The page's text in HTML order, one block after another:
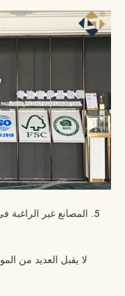
5. المصانع غير
لا يقبل العديد من